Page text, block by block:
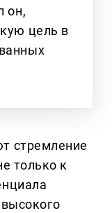
он,
цель в
стремление
только к